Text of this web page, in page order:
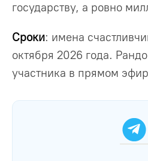
государству, а ровно
Сроки: имена
октября 2026 года.
участника в прямом